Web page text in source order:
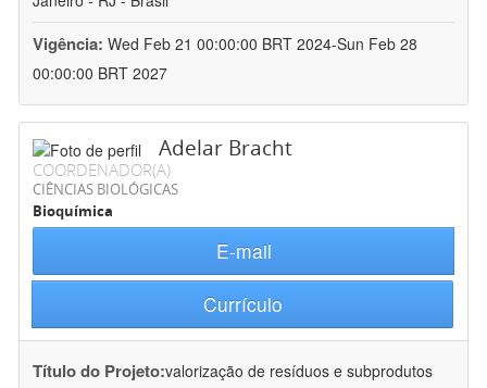
Vigência: Wed Feb 21 00:00:00 BRT 2024-Sun Feb 28
00:00:00 BRT 2027
Adelar Bracht
COORDENADOR(A)
CIÊNCIAS BIOLÓGICAS
Bioquímica
E-mail
Currículo
Título do Projeto:valorização de resíduos e subprodutos